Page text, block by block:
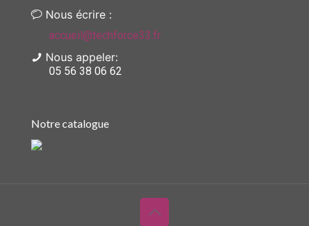
Nous écrire :
accueil@techforce33.fr
Nous appeler:
05 56 38 06 62
Notre catalogue